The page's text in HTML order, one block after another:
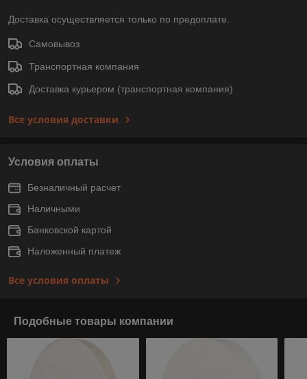
Доставка осуществляется только по предоплате.
Самовывоз
Транспортная компания
Доставка курьером (транспортная компания)
Все условия доставки
Условия оплаты
Безналичный расчет
Наличными
Банковской картой
Наложенный платеж
Все условия оплаты
Подобные товары компании